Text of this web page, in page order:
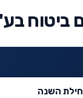
ביטוח
השנה